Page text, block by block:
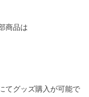
商品は
てグッズ購入が可能で